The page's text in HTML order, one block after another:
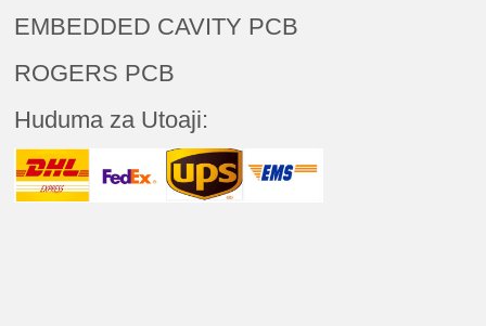
EMBEDDED CAVITY PCB
ROGERS PCB
Huduma za Utoaji: